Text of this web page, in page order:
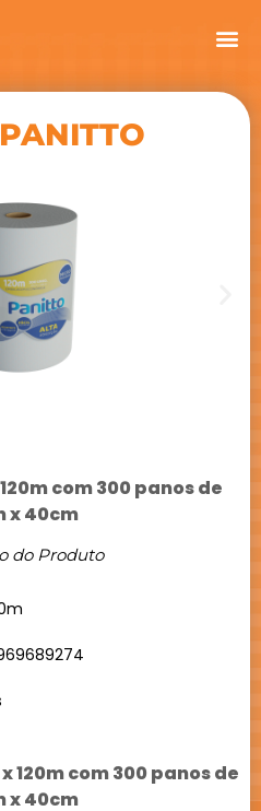
com 300 panos de
x 40cm
do Produto
120m com 300 panos de
x 40cm